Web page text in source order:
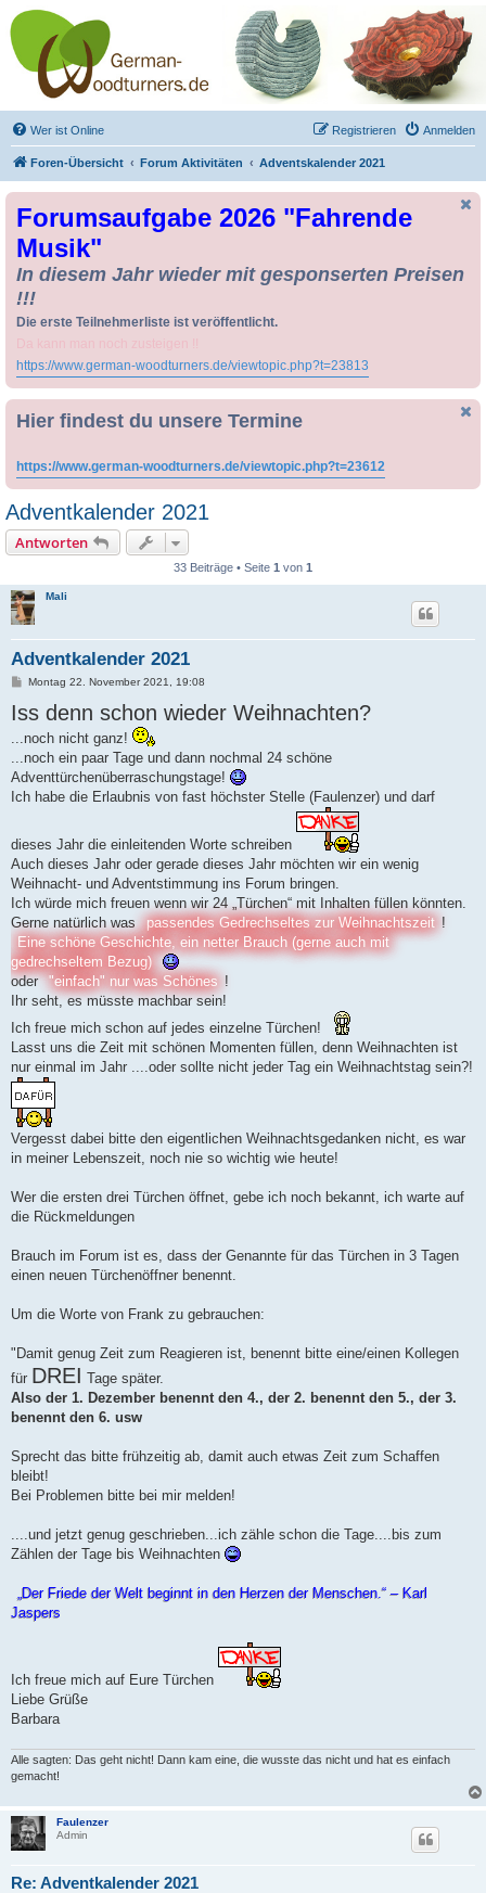
Drechseln und
Kunsthandwerk -
German-Woodturners
*Forum Sauerland*
Der Treffpunkt für Drechsler und Freunde des Kunsthandwerks
Wer ist Online Anmelden
Registrieren
Foren-Übersicht Forum Aktivitäten Adventskalender 2021
Forumsaufgabe 2026 "Fahrende
Musik"
In diesem Jahr wieder mit gesponserten Preisen
!!!
Die erste Teilnehmerliste ist veröffentlicht.
Da kann man noch zusteigen !!
https://www.german-woodturners.de/viewtopic.php?t=23813
Hier findest du unsere Termine
https://www.german-woodturners.de/viewtopic.php?t=23612
Adventkalender 2021
Antworten
33 Beiträge • Seite 1 von 1
Mali
Adventkalender 2021
B
i
t
r
a
g
Montag 22. November 2021, 19:08
Iss denn schon wieder Weihnachten?
...noch nicht ganz!
...noch ein paar Tage und dann nochmal 24 schöne
Adventtürchenüberraschungstage!
Ich habe die Erlaubnis von fast höchster Stelle (Faulenzer) und darf
dieses Jahr die einleitenden Worte schreiben
Auch dieses Jahr oder gerade dieses Jahr möchten wir ein wenig
Weihnacht- und Adventstimmung ins Forum bringen.
Ich würde mich freuen wenn wir 24 „Türchen“ mit Inhalten füllen könnten.
Gerne natürlich was
passendes Gedrechseltes zur Weihnachtszeit !
Eine schöne Geschichte, ein netter Brauch (gerne auch mit
gedrechseltem Bezug)
oder "einfach" nur was Schönes !
Ihr seht, es müsste machbar sein!
Ich freue mich schon auf jedes einzelne Türchen!
Lasst uns die Zeit mit schönen Momenten füllen, denn Weihnachten ist
nur einmal im Jahr ....oder sollte nicht jeder Tag ein Weihnachtstag sein?!
Vergesst dabei bitte den eigentlichen Weihnachtsgedanken nicht, es war
in meiner Lebenszeit, noch nie so wichtig wie heute!
Wer die ersten drei Türchen öffnet, gebe ich noch bekannt, ich warte auf
die Rückmeldungen
Brauch im Forum ist es, dass der Genannte für das Türchen in 3 Tagen
einen neuen Türchenöffner benennt.
Um die Worte von Frank zu gebrauchen:
"Damit genug Zeit zum Reagieren ist, benennt bitte eine/einen Kollegen
für DREI Tage später.
Also der 1. Dezember benennt den 4., der 2. benennt den 5., der 3.
benennt den 6. usw
Sprecht das bitte frühzeitig ab, damit auch etwas Zeit zum Schaffen
bleibt!
Bei Problemen bitte bei mir melden!
....und jetzt genug geschrieben...ich zähle schon die Tage....bis zum
Zählen der Tage bis Weihnachten
„Der Friede der Welt beginnt in den Herzen der Menschen.“ – Karl
Jaspers
Ich freue mich auf Eure Türchen
Liebe Grüße
Barbara
Alle sagten: Das geht nicht! Dann kam eine, die wusste das nicht und hat es einfach
gemacht!
Faulenzer
Admin
Re: Adventkalender 2021